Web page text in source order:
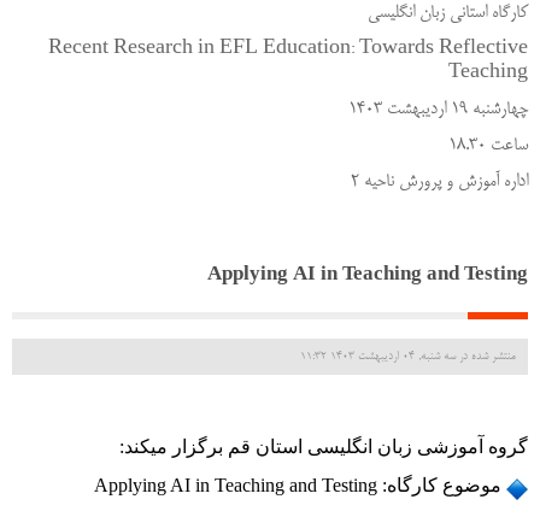
کارگاه استانی زبان انگلیسی
Recent Research in EFL Education: Towards Reflective
Teaching
چهارشنبه ۱۹ اردیبهشت ۱۴۰۳
ساعت ۱۸.۳۰
اداره آموزش و پرورش ناحیه ۲
Applying AI in Teaching and Testing
منتشر شده در سه شنبه, 04 ارديبهشت 1403 11:32
گروه آموزشی زبان انگلیسی استان قم برگزار میکند:
موضوع کارگاه: Applying AI in Teaching and Testing